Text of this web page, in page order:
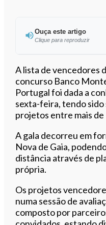
Ouça este artigo
Clique para reproduzir
Ouvir
A lista de vencedores
concurso Banco
Portugal foi dada a
sexta-feira, tendo sido
projetos entre mais
A gala decorreu em
Nova de Gaia,
distância através de
própria.
Os projetos
numa sessão de
composto por